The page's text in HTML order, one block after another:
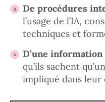
De procédures
l’usage de l’IA,
techniques et
D’une
qu’ils sachent
impliqué dans leur